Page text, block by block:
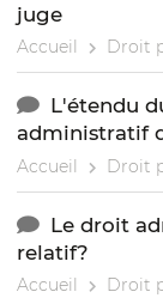
juge
Accueil Droit
L'étendu
administratif
Accueil Droit
Le droit
relatif?
Accueil Droit